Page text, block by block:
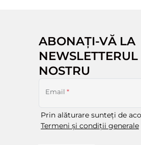
ABONAȚI-VĂ LA
NEWSLETTERUL
NOSTRU
Email *
Prin alăturare sunteți de
Termeni și condiții generale